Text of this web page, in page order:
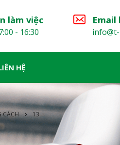
Email
làm việc
- 16:30
HỆ
CÁCH 13